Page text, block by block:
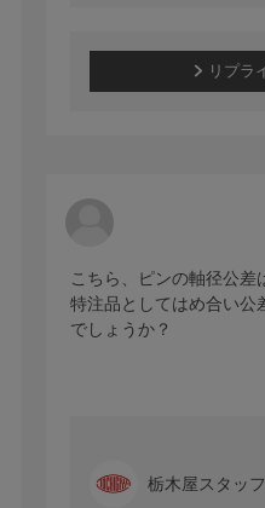
リプラ
こちら、ピンの軸径公差
特注品としてはめ合い公
でしょうか？
栃木屋スタッフ